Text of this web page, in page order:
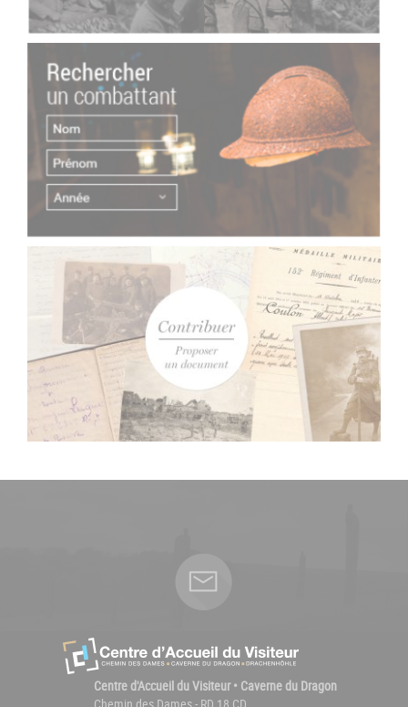
Centre d'Accueil du Visiteur • Caverne du Dragon